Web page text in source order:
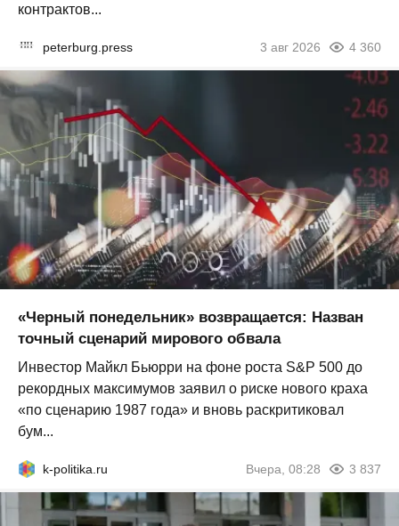
контрактов...
peterburg.press 3 авг 2026 4 360
«Черный понедельник» возвращается: Назван
точный сценарий мирового обвала
Инвестор Майкл Бьюрри на фоне роста S&P 500 до
рекордных максимумов заявил о риске нового краха
«по сценарию 1987 года» и вновь раскритиковал
бум...
k-politika.ru Вчера, 08:28 3 837